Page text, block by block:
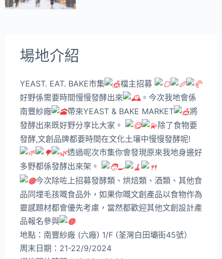
場地介紹
YEAST. EAT. BAKE市集
檔主招募
好野係需要時間慢慢發酵出來
。今次我地會係
南豐紗廠
帶來YEAST & BAKE MARKET
將
發酵出來既好野分享比大家。
除了食物要
發酵,文創品牌都要時間在文化土壤中慢慢發酵呢!
透過呢次市集你會發現原來我地身邊好
多野都係發酵出來架。
今次除咗上招募發酵類、烘焙類、酒類、其他食
品同埋毛孩嘅食品外，如果你嘅文創產品以食物作為
靈感題材都會優先考慮，當然都歡迎其他文創設計產
品報名參與
地點：南豐紗廠 (六廠) 1/F (荃灣白田壩街45號）
周末日期：21-22/9/2024